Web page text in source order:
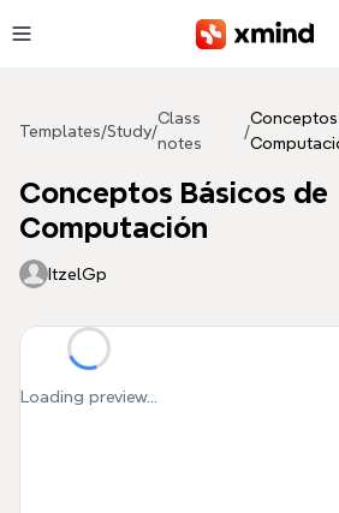
Templates/Study/
Class
notes
/
Conceptos Básicos de
Computación
ItzelGp
Loading preview...